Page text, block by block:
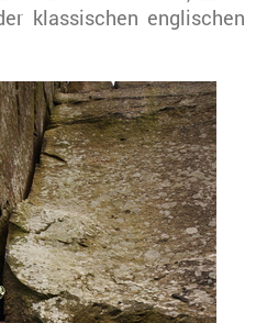
klassischen englischen